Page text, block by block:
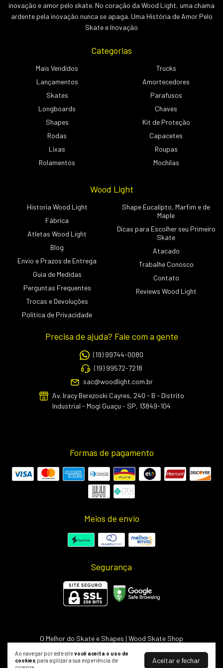
Ao navegar por este sitevocê aceita o uso de
cookies para agilizar a sua experiência de
Aceitar e fechar
inovação e amor pelo skate. No coração da Wood Light, uma chama
ardente pela inovação nunca se apaga. Uma História de Amor Pelo
Skate e Inovação
Categorias
Mais Vendidos
Lançamentos
Skates
Longboards
Shapes
Rodas
Lixas
Rolamentos
Trucks
Amortecedores
Parafusos
Chaves
Kit de Proteção
Capacetes
Roupas
Mochilas
Wood Light
Historia Wood Light
Fábrica
Atletas Wood Light
Blog
Envio e Prazos de Entrega
Guia de Medidas
Perguntas Frequentes
Trocas e Devoluções
Política de Privacidade
Shape Eucalipto, Marfim e de
Maple
Dicas para Escolher seu Primeiro
Skate
Atacado
Trabalhe Conosco
Contato
Reviews Wood Light
Precisa de ajuda? Fale com a gente
(19) 99744-0080
(19) 99572-7218
sac@woodlight.com.br
Av. Iracy Berezoski Cayres, 240 - B - Distrito
Industrial - Mogi Guaçu - SP, 13849-104
Formas de pagamento
Meios de envio
Segurança
O Melhor do Skate e Shapes | Wood Skate Shop